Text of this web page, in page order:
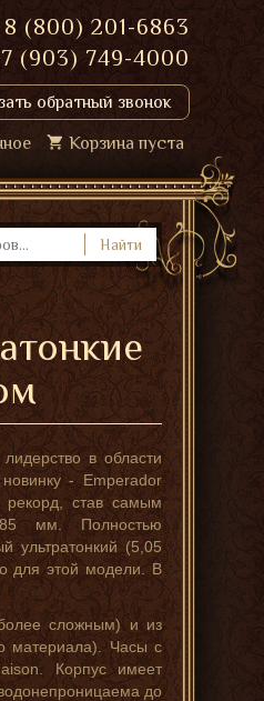
8 (800) 201-6863
(903) 749-4000
обратный звонок
Корзина пуста
Найти
в области
- Emperador
рекорд, став самым
мм. Полностью
ультратонкий (5,05
для этой модели. В
сложным) и из
материала). Часы с
Корпус имеет
до